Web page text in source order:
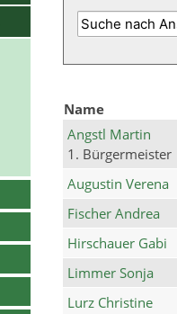
Name
Angstl Martin
1. Bürgermeister
Augustin Verena
Fischer Andrea
Hirschauer Gabi
Limmer Sonja
Lurz Christine